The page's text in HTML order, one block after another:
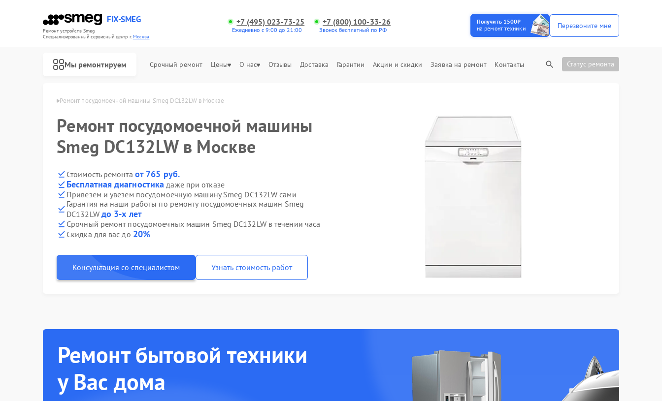
FIX-SMEG
Ремонт устройств Smeg
Специализированный cервисный центр г.Москва
+7 (495) 023-73-25
Ежедневно с 9:00 до 21:00
+7 (800) 100-33-26
Звонок бесплатный по РФ
Получить 1500₽
на ремонт техники
Перезвоните мне
Мы ремонтируем Срочный ремонт Цены О нас Отзывы Доставка Гарантии Акции и скидки Заявка на ремонт Контакты Статус ремонта
Ремонт посудомоечной машины Smeg DC132LW в Москве
Ремонт посудомоечной машины
Smeg DC132LW в Москве
Стоимость ремонта от 765 руб.
Бесплатная диагностика даже при отказе
Привезем и увезем посудомоечную машину Smeg DC132LW сами
Гарантия на наши работы по ремонту посудомоечных машин Smeg
DC132LW до 3-х лет
Срочный ремонт посудомоечных машин Smeg DC132LW в течении часа
Скидка для вас до 20%
Консультация со специалистом Узнать стоимость работ
Ремонт бытовой техники
у Вас дома